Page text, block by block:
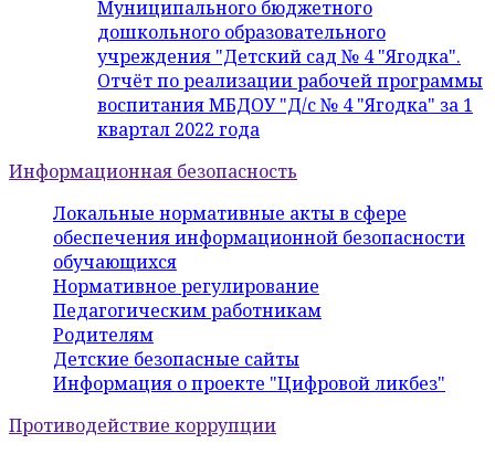
Муниципального бюджетного
дошкольного образовательного
учреждения "Детский сад № 4 "Ягодка".
Отчёт по реализации рабочей программы
воспитания МБДОУ "Д/с № 4 "Ягодка" за 1
квартал 2022 года
Информационная безопасность
Локальные нормативные акты в сфере
обеспечения информационной безопасности
обучающихся
Нормативное регулирование
Педагогическим работникам
Родителям
Детские безопасные сайты
Информация о проекте "Цифровой ликбез"
Противодействие коррупции